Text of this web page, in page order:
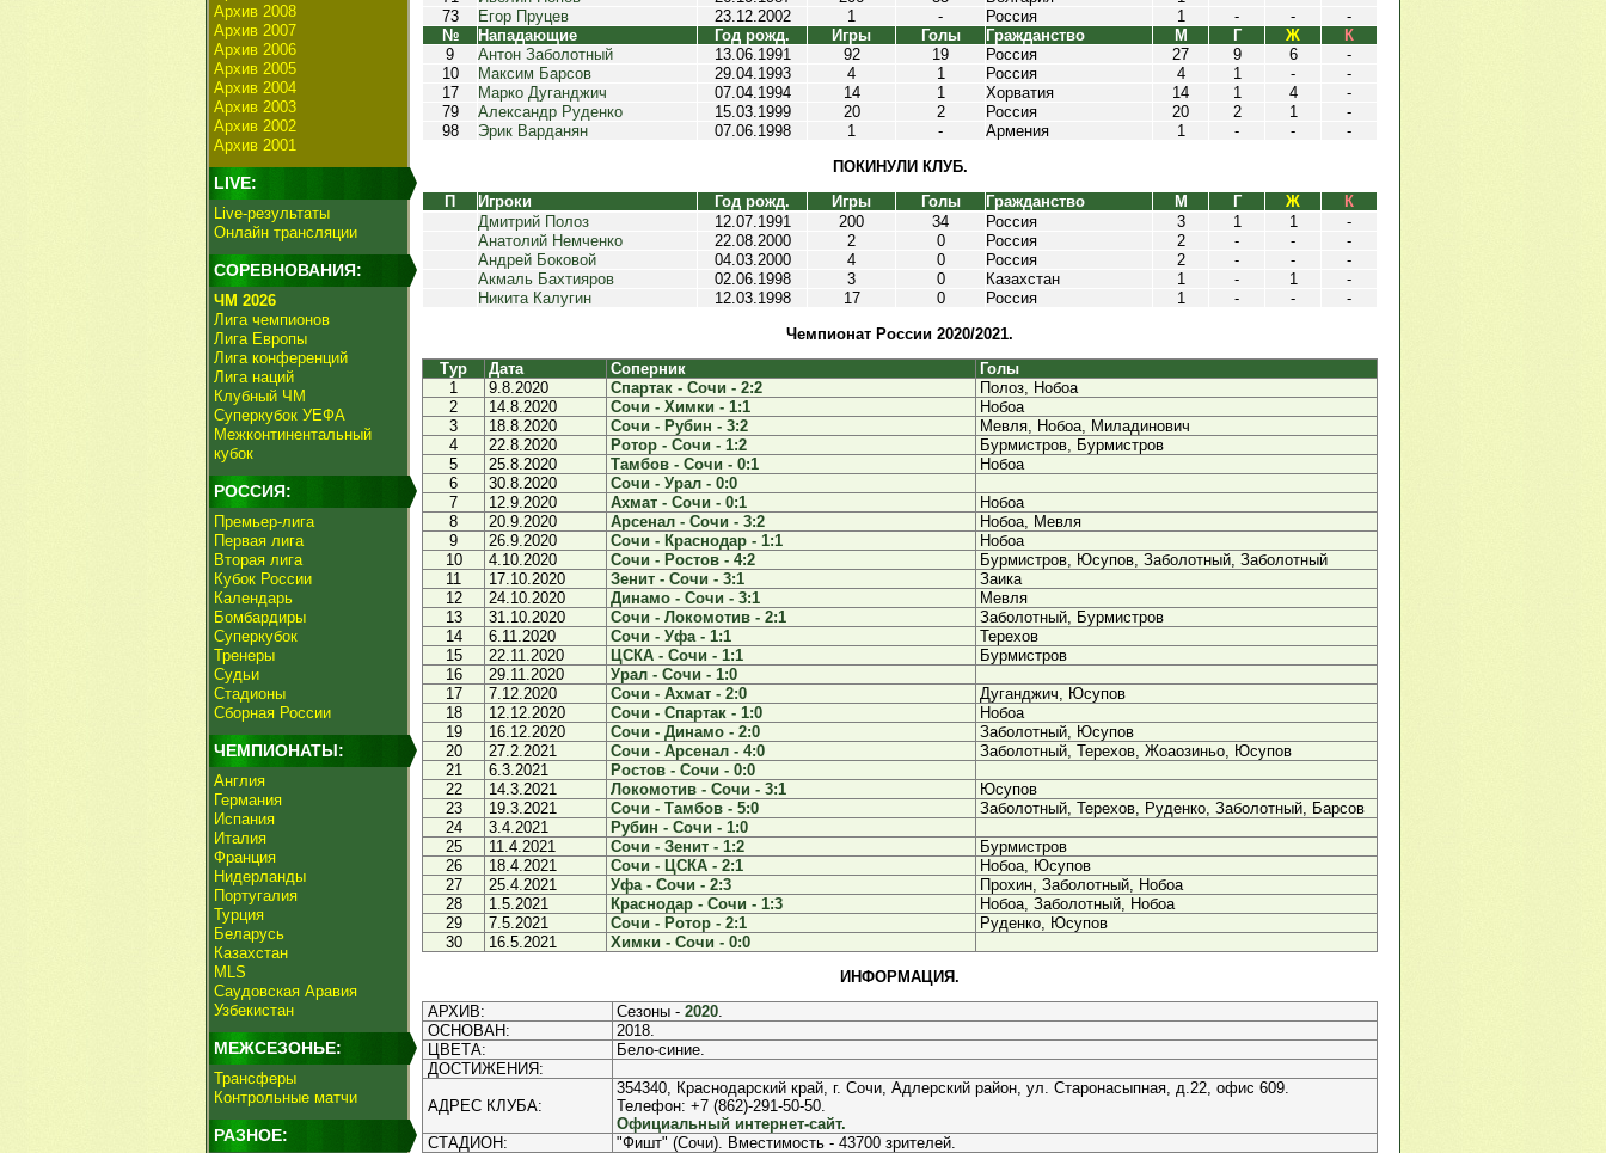
Архив 2008
Архив 2007
Архив 2006
Архив 2005
Архив 2004
Архив 2003
Архив 2002
Архив 2001
LIVE:
Live-результаты
Онлайн трансляции
СОРЕВНОВАНИЯ:
ЧМ 2026
Лига чемпионов
Лига Европы
Лига конференций
Лига наций
Клубный ЧМ
Суперкубок УЕФА
Межконтинентальный
кубок
РОССИЯ:
Премьер-лига
Первая лига
Вторая лига
Кубок России
Календарь
Бомбардиры
Суперкубок
Тренеры
Судьи
Стадионы
Сборная России
ЧЕМПИОНАТЫ:
Англия
Германия
Испания
Италия
Франция
Нидерланды
Португалия
Турция
Беларусь
Казахстан
MLS
Саудовская Аравия
Узбекистан
МЕЖСЕЗОНЬЕ:
Трансферы
Контрольные матчи
РАЗНОЕ:
73
Егор Пруцев 23.12.2002 1 - Россия 1 - -
-
№
Нападающие Год рожд. Игры Голы Гражданство М Г Ж
К
9
Антон Заболотный 13.06.1991 92 19 Россия 27 9 6
-
10
Максим Барсов 29.04.1993 4 1 Россия 4 1 -
-
17
Марко Дуганджич 07.04.1994 14 1 Хорватия 14 1 4
-
79
Александр Руденко 15.03.1999 20 2 Россия 20 2 1
-
98
Эрик Варданян 07.06.1998 1 - Армения 1 - -
-
ПОКИНУЛИ КЛУБ.
П
Игроки Год рожд. Игры Голы Гражданство М Г Ж
К
Дмитрий Полоз
12.07.1991 200 34 Россия 3 1 1
-
Анатолий Немченко
22.08.2000 2 0 Россия 2 - -
-
Андрей Боковой
04.03.2000 4 0 Россия 2 - -
-
Акмаль Бахтияров
02.06.1998 3 0 Казахстан 1 - 1
-
Никита Калугин
12.03.1998 17 0 Россия 1 - -
-
Чемпионат России 2020/2021.
Тур
Дата Соперник
Голы
1
9.8.2020 Спартак - Сочи - 2:2
Полоз, Нобоа
2
14.8.2020 Сочи - Химки - 1:1
Нобоа
3
18.8.2020 Сочи - Рубин - 3:2
Мевля, Нобоа, Миладинович
4
22.8.2020 Ротор - Сочи - 1:2
Бурмистров, Бурмистров
5
25.8.2020 Тамбов - Сочи - 0:1
Нобоа
6
30.8.2020
Сочи - Урал - 0:0
7
12.9.2020 Ахмат - Сочи - 0:1
Нобоа
8
20.9.2020 Арсенал - Сочи - 3:2
Нобоа, Мевля
9
26.9.2020 Сочи - Краснодар - 1:1
Нобоа
10
4.10.2020 Сочи - Ростов - 4:2
Бурмистров, Юсупов, Заболотный, Заболотный
11
17.10.2020 Зенит - Сочи - 3:1
Заика
12
24.10.2020 Динамо - Сочи - 3:1
Мевля
13
31.10.2020 Сочи - Локомотив - 2:1
Заболотный, Бурмистров
14
6.11.2020 Сочи - Уфа - 1:1
Терехов
15
22.11.2020 ЦСКА - Сочи - 1:1
Бурмистров
16
29.11.2020
Урал - Сочи - 1:0
17
7.12.2020 Сочи - Ахмат - 2:0
Дуганджич, Юсупов
18
12.12.2020 Сочи - Спартак - 1:0
Нобоа
19
16.12.2020 Сочи - Динамо - 2:0
Заболотный, Юсупов
20
27.2.2021 Сочи - Арсенал - 4:0
Заболотный, Терехов, Жоаозиньо, Юсупов
21
6.3.2021
Ростов - Сочи - 0:0
22
14.3.2021 Локомотив - Сочи - 3:1
Юсупов
23
19.3.2021 Сочи - Тамбов - 5:0
Заболотный, Терехов, Руденко, Заболотный, Барсов
24
3.4.2021
Рубин - Сочи - 1:0
25
11.4.2021 Сочи - Зенит - 1:2
Бурмистров
26
18.4.2021 Сочи - ЦСКА - 2:1
Нобоа, Юсупов
27
25.4.2021 Уфа - Сочи - 2:3
Прохин, Заболотный, Нобоа
28
1.5.2021 Краснодар - Сочи - 1:3
Нобоа, Заболотный, Нобоа
29
7.5.2021 Сочи - Ротор - 2:1
Руденко, Юсупов
30
16.5.2021
Химки - Сочи - 0:0
ИНФОРМАЦИЯ.
АРХИВ:
Сезоны - 2020.
ОСНОВАН:
2018.
ЦВЕТА:
Бело-синие.
ДОСТИЖЕНИЯ:
АДРЕС КЛУБА:
354340, Краснодарский край, г. Сочи, Адлерский район, ул. Старонасыпная, д.22, офис 609.
Телефон: +7 (862)-291-50-50.
Официальный интернет-сайт.
СТАДИОН:
"Фишт" (Сочи). Вместимость - 43700 зрителей.